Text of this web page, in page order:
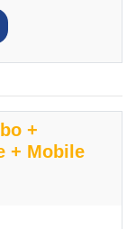
+
+ Mobile